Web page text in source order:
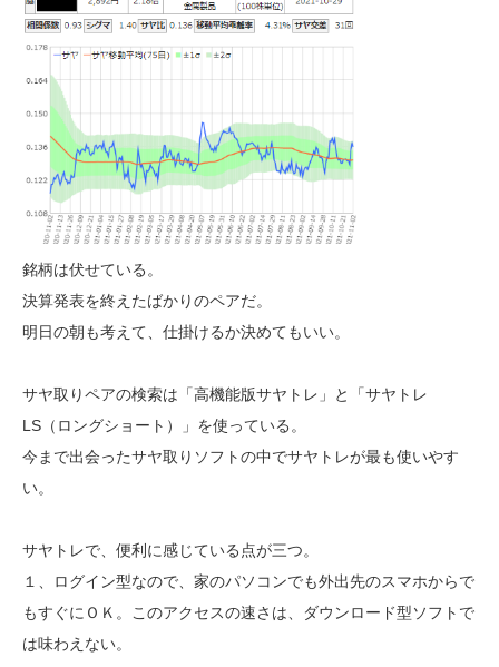
銘柄は伏せている。
決算発表を終えたばかりのペアだ。
明日の朝も考えて、仕掛けるか決めてもいい。
サヤ取りペアの検索は「高機能版サヤトレ」と「サヤトレ
LS（ロングショート）」を使っている。
今まで出会ったサヤ取りソフトの中でサヤトレが最も使いやす
い。
サヤトレで、便利に感じている点が三つ。
１、ログイン型なので、家のパソコンでも外出先のスマホからで
もすぐにＯＫ。このアクセスの速さは、ダウンロード型ソフトで
は味わえない。